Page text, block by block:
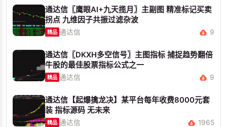
通达信〖鹰眼AI+九天揽月〗主副图 精准标记买卖
拐点 九维因子共振过滤杂波
精品 通达信 9
通达信〖DKXH多空信号〗主图指标 捕捉趋势翻倍
牛股的最佳股票指标公式之一
精品 通达信 9
通达信【起爆擒龙决】某平台每年收费8000元套
装 指标源码 无未来
精品 通达信 1965